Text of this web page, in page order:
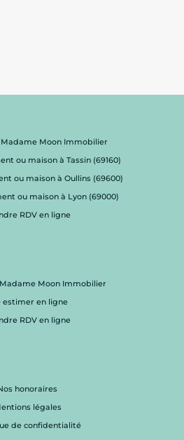
Moon Immobilier
ou maison à Tassin (69160)
ou maison à Oullins (69600)
ou maison à Lyon (69000)
RDV en ligne
Moon Immobilier
estimer en ligne
RDV en ligne
honoraires
légales
de confidentialité